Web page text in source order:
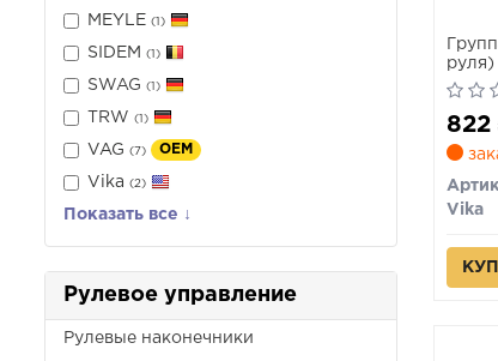
MEYLE (1)
SIDEM (1)
SWAG (1)
TRW (1)
VAG (7) OEM
Vika (2)
Показать все ↓
Рулевое управление
Рулевые наконечники
822
Vika